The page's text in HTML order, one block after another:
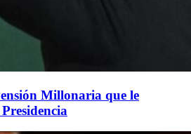
Millonaria que le